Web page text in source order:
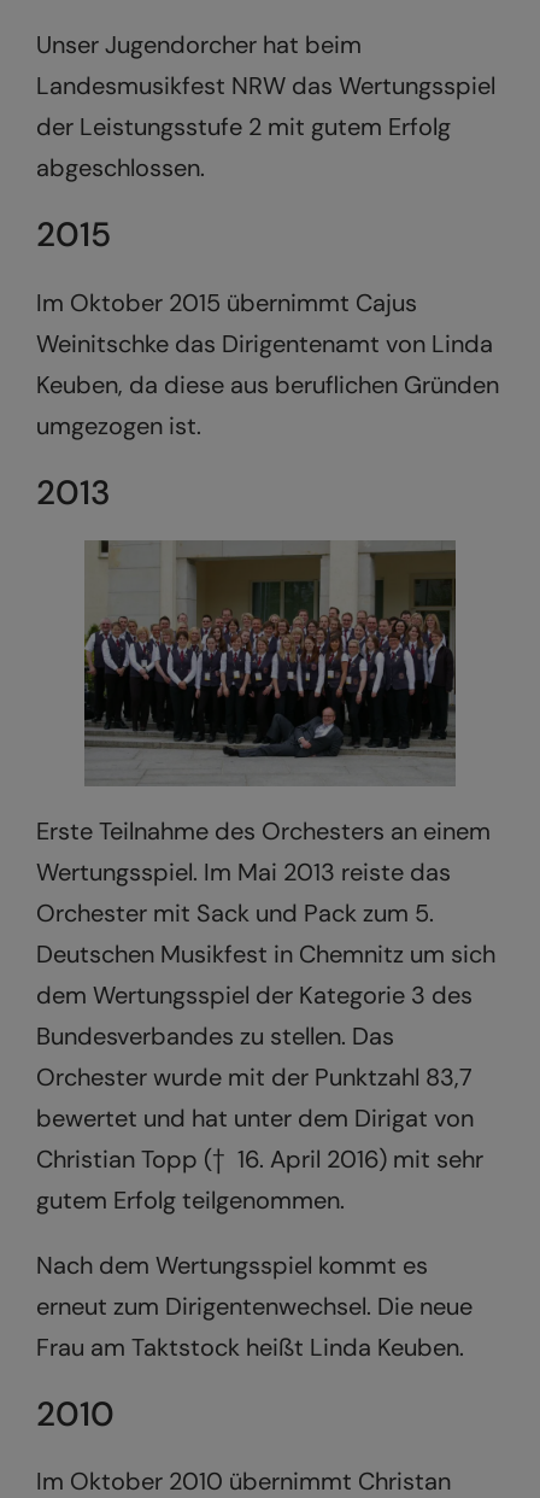
Unser Jugendorcher hat beim
Landesmusikfest NRW das Wertungsspiel
der Leistungsstufe 2 mit gutem Erfolg
abgeschlossen.
2015
Im Oktober 2015 übernimmt Cajus
Weinitschke das Dirigentenamt von Linda
Keuben, da diese aus beruflichen Gründen
umgezogen ist.
2013
Erste Teilnahme des Orchesters an einem
Wertungsspiel. Im Mai 2013 reiste das
Orchester mit Sack und Pack zum 5.
Deutschen Musikfest in Chemnitz um sich
dem Wertungsspiel der Kategorie 3 des
Bundesverbandes zu stellen. Das
Orchester wurde mit der Punktzahl 83,7
bewertet und hat unter dem Dirigat von
Christian Topp († 16. April 2016) mit sehr
gutem Erfolg teilgenommen.
Nach dem Wertungsspiel kommt es
erneut zum Dirigentenwechsel. Die neue
Frau am Taktstock heißt Linda Keuben.
2010
Im Oktober 2010 übernimmt Christan